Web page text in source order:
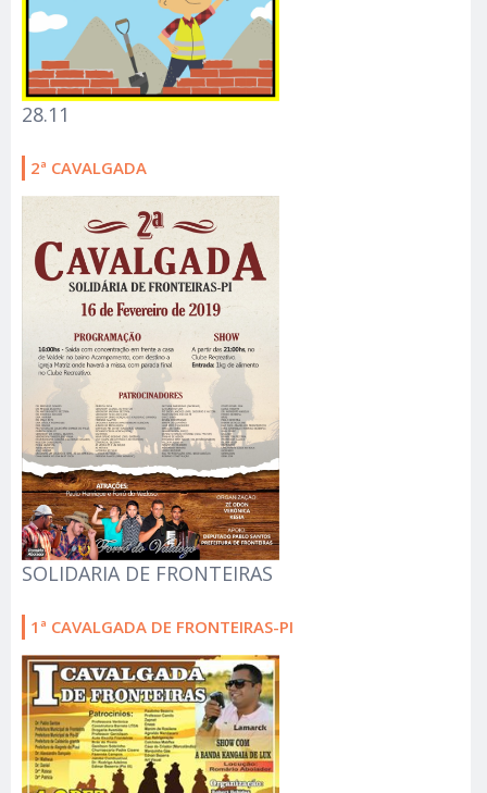
28.11
2ª CAVALGADA
SOLIDARIA DE FRONTEIRAS
1ª CAVALGADA DE FRONTEIRAS-PI